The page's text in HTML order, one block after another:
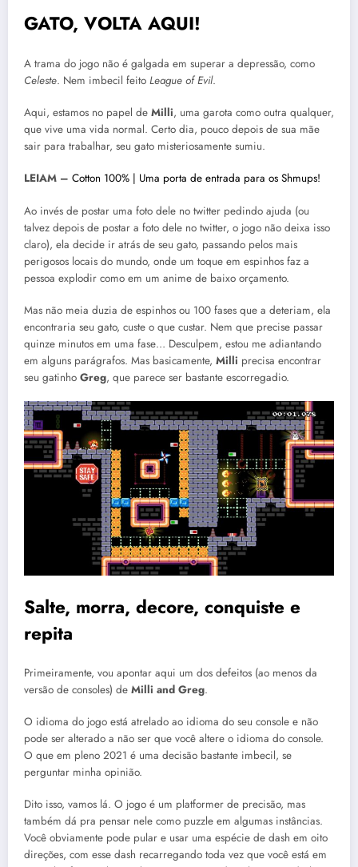
GATO, VOLTA AQUI!
A trama do jogo não é galgada em superar a depressão, como
Celeste. Nem imbecil feito League of Evil.
Aqui, estamos no papel de Milli, uma garota como outra qualquer,
que vive uma vida normal. Certo dia, pouco depois de sua mãe
sair para trabalhar, seu gato misteriosamente sumiu.
LEIAM – Cotton 100% | Uma porta de entrada para os Shmups!
Ao invés de postar uma foto dele no twitter pedindo ajuda (ou
talvez depois de postar a foto dele no twitter, o jogo não deixa isso
claro), ela decide ir atrás de seu gato, passando pelos mais
perigosos locais do mundo, onde um toque em espinhos faz a
pessoa explodir como em um anime de baixo orçamento.
Mas não meia duzia de espinhos ou 100 fases que a deteriam, ela
encontraria seu gato, custe o que custar. Nem que precise passar
quinze minutos em uma fase… Desculpem, estou me adiantando
em alguns parágrafos. Mas basicamente, Milli precisa encontrar
seu gatinho Greg, que parece ser bastante escorregadio.
Salte, morra, decore, conquiste e
repita
Primeiramente, vou apontar aqui um dos defeitos (ao menos da
versão de consoles) de Milli and Greg.
O idioma do jogo está atrelado ao idioma do seu console e não
pode ser alterado a não ser que você altere o idioma do console.
O que em pleno 2021 é uma decisão bastante imbecil, se
perguntar minha opinião.
Dito isso, vamos lá. O jogo é um platformer de precisão, mas
também dá pra pensar nele como puzzle em algumas instâncias.
Você obviamente pode pular e usar uma espécie de dash em oito
direções, com esse dash recarregando toda vez que você está em